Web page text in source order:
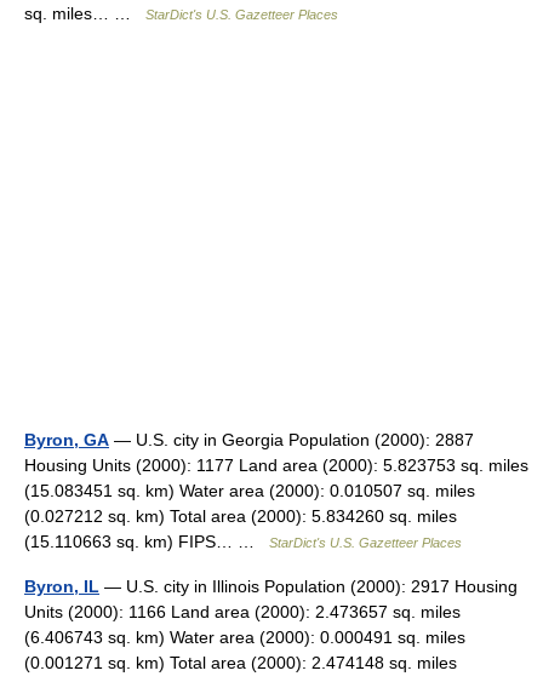
sq. miles… …
StarDict's U.S. Gazetteer Places
Byron, GA — U.S. city in Georgia Population (2000): 2887
Housing Units (2000): 1177 Land area (2000): 5.823753 sq. miles
(15.083451 sq. km) Water area (2000): 0.010507 sq. miles
(0.027212 sq. km) Total area (2000): 5.834260 sq. miles
(15.110663 sq. km) FIPS… …
StarDict's U.S. Gazetteer Places
Byron, IL — U.S. city in Illinois Population (2000): 2917 Housing
Units (2000): 1166 Land area (2000): 2.473657 sq. miles
(6.406743 sq. km) Water area (2000): 0.000491 sq. miles
(0.001271 sq. km) Total area (2000): 2.474148 sq. miles